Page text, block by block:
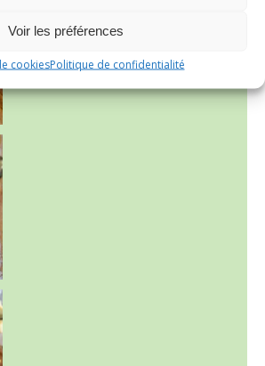
Voir les préférences
cookiesPolitique de confidentialité